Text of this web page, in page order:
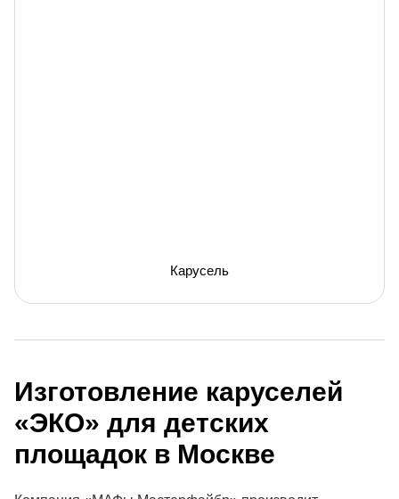
Карусель
Изготовление каруселей
«ЭКО» для детских
площадок в Москве